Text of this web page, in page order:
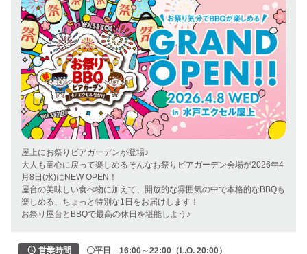
屋上にお祭りビアガーデンが登場♪
大人も童心に戻って楽しめるそんなお祭りビアガーデン会場が2026年4
月8日(水)にNEW OPEN！
屋台の美味しい食べ物に加えて、開放的な雰囲気の中で本格的なBBQも
楽しめる、ちょっと特別な1日をお届けします！
お祭り屋台とBBQで最高の休日を堪能しよう♪
営業時間
〇平日　16:00～22:00（L.O. 20:00）